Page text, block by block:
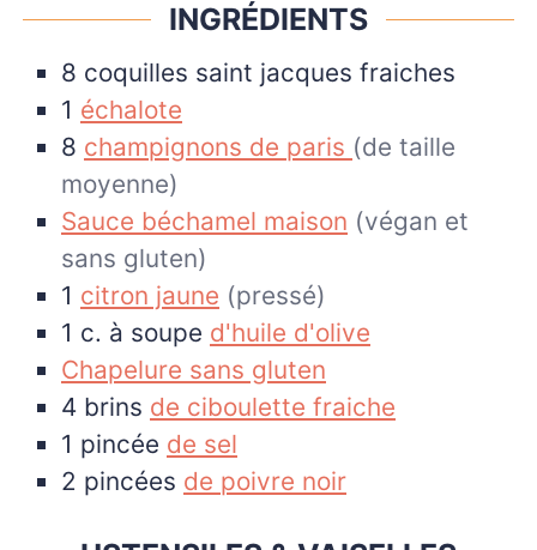
INGRÉDIENTS
8 coquilles saint jacques fraiches
1 échalote
8 champignons de paris (de taille
moyenne)
Sauce béchamel maison (végan et
sans gluten)
1 citron jaune (pressé)
1 c. à soupe d'huile d'olive
Chapelure sans gluten
4 brins de ciboulette fraiche
1 pincée de sel
2 pincées de poivre noir